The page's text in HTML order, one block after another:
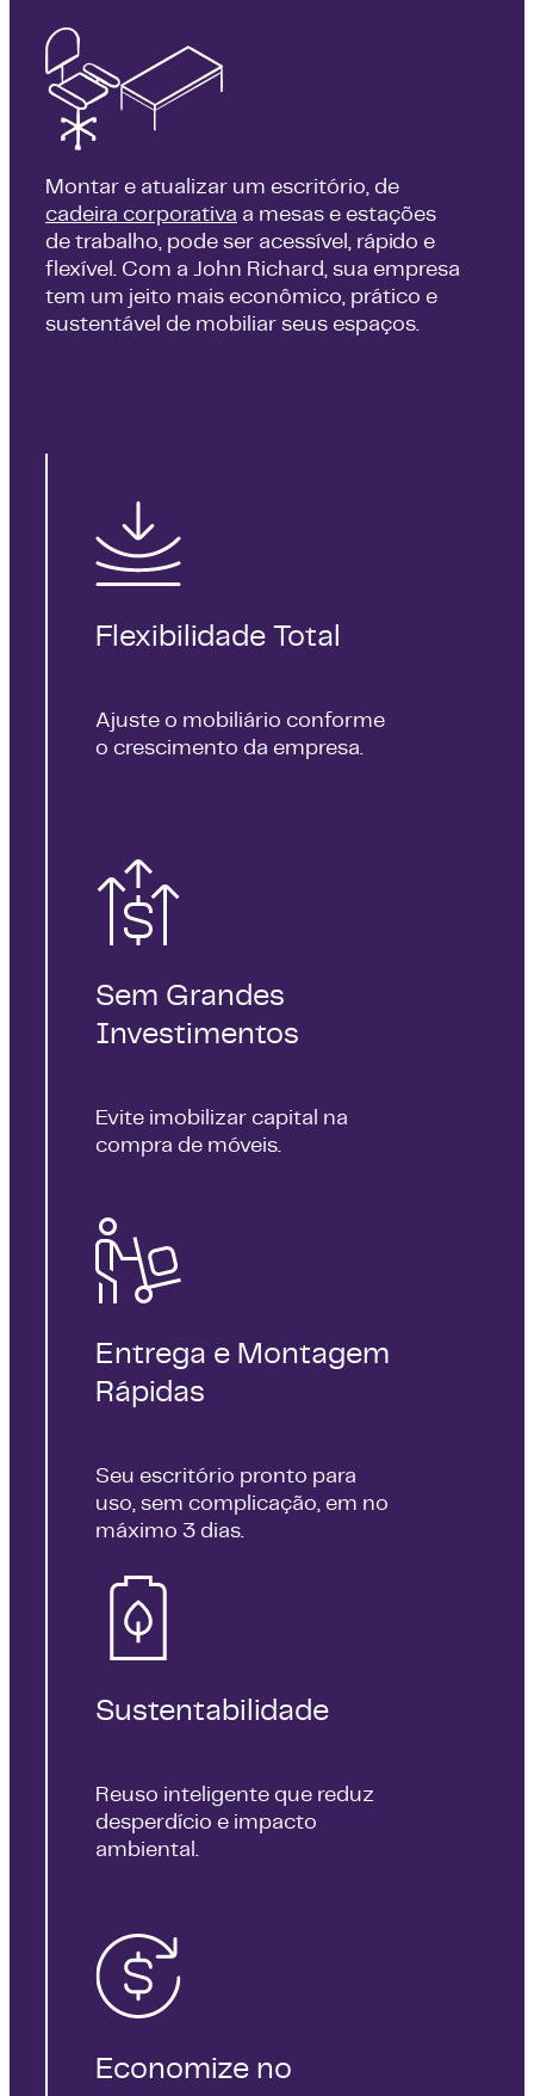
Montar e atualizar um escritório, de
cadeira corporativa a mesas e estações
de trabalho, pode ser acessível, rápido e
flexível. Com a John Richard, sua empresa
tem um jeito mais econômico, prático e
sustentável de mobiliar seus espaços.
Flexibilidade Total
Ajuste o mobiliário conforme
o crescimento da empresa.
Sem Grandes
Investimentos
Evite imobilizar capital na
compra de móveis.
Entrega e Montagem
Rápidas
Seu escritório pronto para
uso, sem complicação, em no
máximo 3 dias.
Sustentabilidade
Reuso inteligente que reduz
desperdício e impacto
ambiental.
Economize no